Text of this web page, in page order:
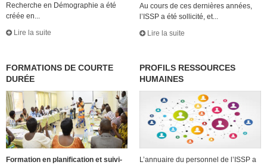
Recherche en Démographie a été
créée en...
Lire la suite
Au cours de ces dernières années,
l’ISSP a été sollicité, et...
Lire la suite
FORMATIONS DE COURTE
DURÉE
Formation en planification et suivi-
PROFILS RESSOURCES
HUMAINES
L’annuaire du personnel de l’ISSP a